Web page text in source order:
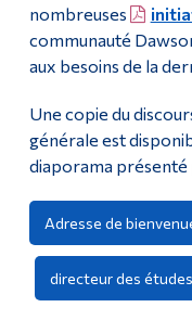
nombreuses
communauté
aux besoins de la
Une copie du
générale est
diaporama présenté
Adresse de
directeur des